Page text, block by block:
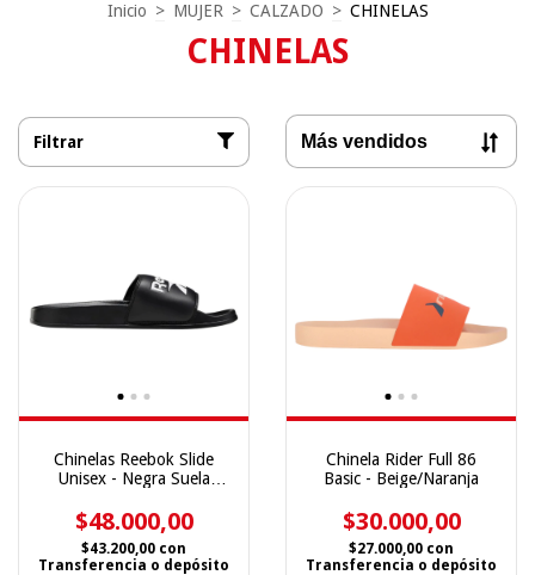
Inicio > MUJER > CALZADO > CHINELAS
CHINELAS
Filtrar
Chinelas Reebok Slide
Unisex - Negra Suela
$48.000,00
$43.200,00 con
Transferencia o depósito
Chinela Rider Full 86
Basic - Beige/Naranja
$30.000,00
$27.000,00 con
Transferencia o depósito